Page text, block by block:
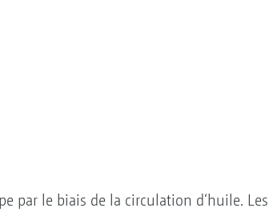
par le biais de la circulation d‘huile. Les